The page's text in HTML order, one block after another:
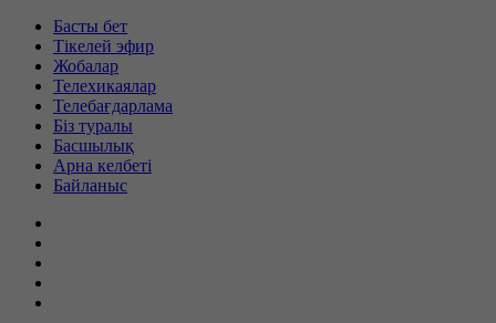
Басты бет
Тікелей эфир
Жобалар
Телехикаялар
Телебағдарлама
Біз туралы
Басшылық
Арна келбеті
Байланыс